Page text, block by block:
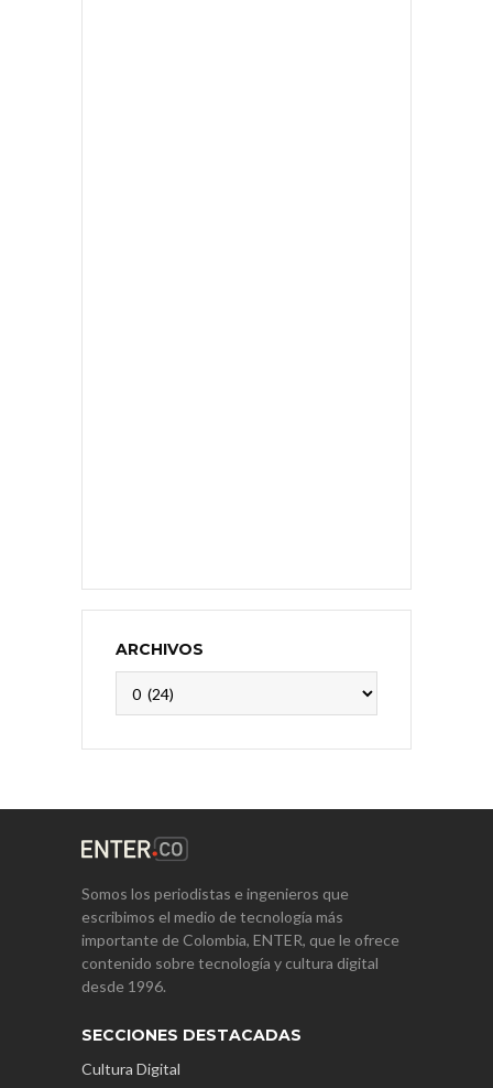
ARCHIVOS
Somos los periodistas e ingenieros que
escribimos el medio de tecnología más
importante de Colombia, ENTER, que le ofrece
contenido sobre tecnología y cultura digital
desde 1996.
SECCIONES DESTACADAS
Cultura Digital